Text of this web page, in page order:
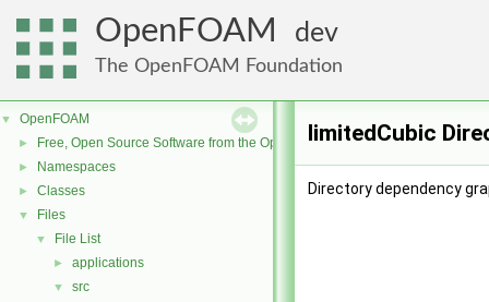
OpenFOAM dev
The OpenFOAM Foundation
▼ OpenFOAM
► Free, Open Source Software from the OpenFOAM Foundation
► Namespaces
► Classes
▼ Files
▼ File List
► applications
▼ src
limitedCubic
Directory dependency